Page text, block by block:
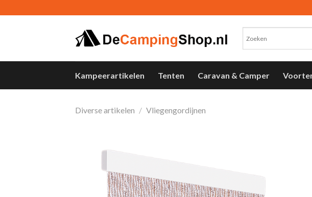
to
Kampeerartikelen Tenten Caravan & Camper
Diverse artikelen / Vliegengordijnen